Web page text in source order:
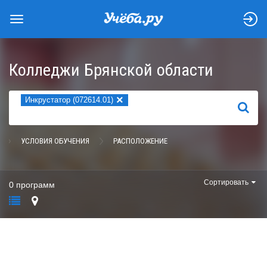
Колледжи Брянской области
Инкрустатор (072614.01) ×
НАЙТИ
УСЛОВИЯ ОБУЧЕНИЯ РАСПОЛОЖЕНИЕ
0 программ Сортировать